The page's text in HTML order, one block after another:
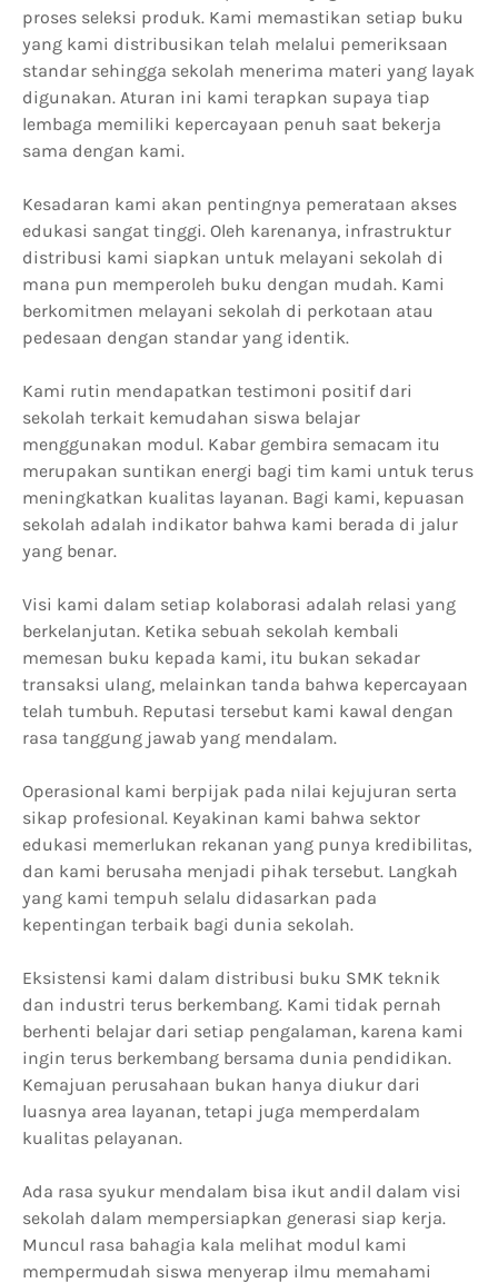
proses seleksi produk. Kami memastikan setiap buku
yang kami distribusikan telah melalui pemeriksaan
standar sehingga sekolah menerima materi yang layak
digunakan. Aturan ini kami terapkan supaya tiap
lembaga memiliki kepercayaan penuh saat bekerja
sama dengan kami.
Kesadaran kami akan pentingnya pemerataan akses
edukasi sangat tinggi. Oleh karenanya, infrastruktur
distribusi kami siapkan untuk melayani sekolah di
mana pun memperoleh buku dengan mudah. Kami
berkomitmen melayani sekolah di perkotaan atau
pedesaan dengan standar yang identik.
Kami rutin mendapatkan testimoni positif dari
sekolah terkait kemudahan siswa belajar
menggunakan modul. Kabar gembira semacam itu
merupakan suntikan energi bagi tim kami untuk terus
meningkatkan kualitas layanan. Bagi kami, kepuasan
sekolah adalah indikator bahwa kami berada di jalur
yang benar.
Visi kami dalam setiap kolaborasi adalah relasi yang
berkelanjutan. Ketika sebuah sekolah kembali
memesan buku kepada kami, itu bukan sekadar
transaksi ulang, melainkan tanda bahwa kepercayaan
telah tumbuh. Reputasi tersebut kami kawal dengan
rasa tanggung jawab yang mendalam.
Operasional kami berpijak pada nilai kejujuran serta
sikap profesional. Keyakinan kami bahwa sektor
edukasi memerlukan rekanan yang punya kredibilitas,
dan kami berusaha menjadi pihak tersebut. Langkah
yang kami tempuh selalu didasarkan pada
kepentingan terbaik bagi dunia sekolah.
Eksistensi kami dalam distribusi buku SMK teknik
dan industri terus berkembang. Kami tidak pernah
berhenti belajar dari setiap pengalaman, karena kami
ingin terus berkembang bersama dunia pendidikan.
Kemajuan perusahaan bukan hanya diukur dari
luasnya area layanan, tetapi juga memperdalam
kualitas pelayanan.
Ada rasa syukur mendalam bisa ikut andil dalam visi
sekolah dalam mempersiapkan generasi siap kerja.
Muncul rasa bahagia kala melihat modul kami
mempermudah siswa menyerap ilmu memahami